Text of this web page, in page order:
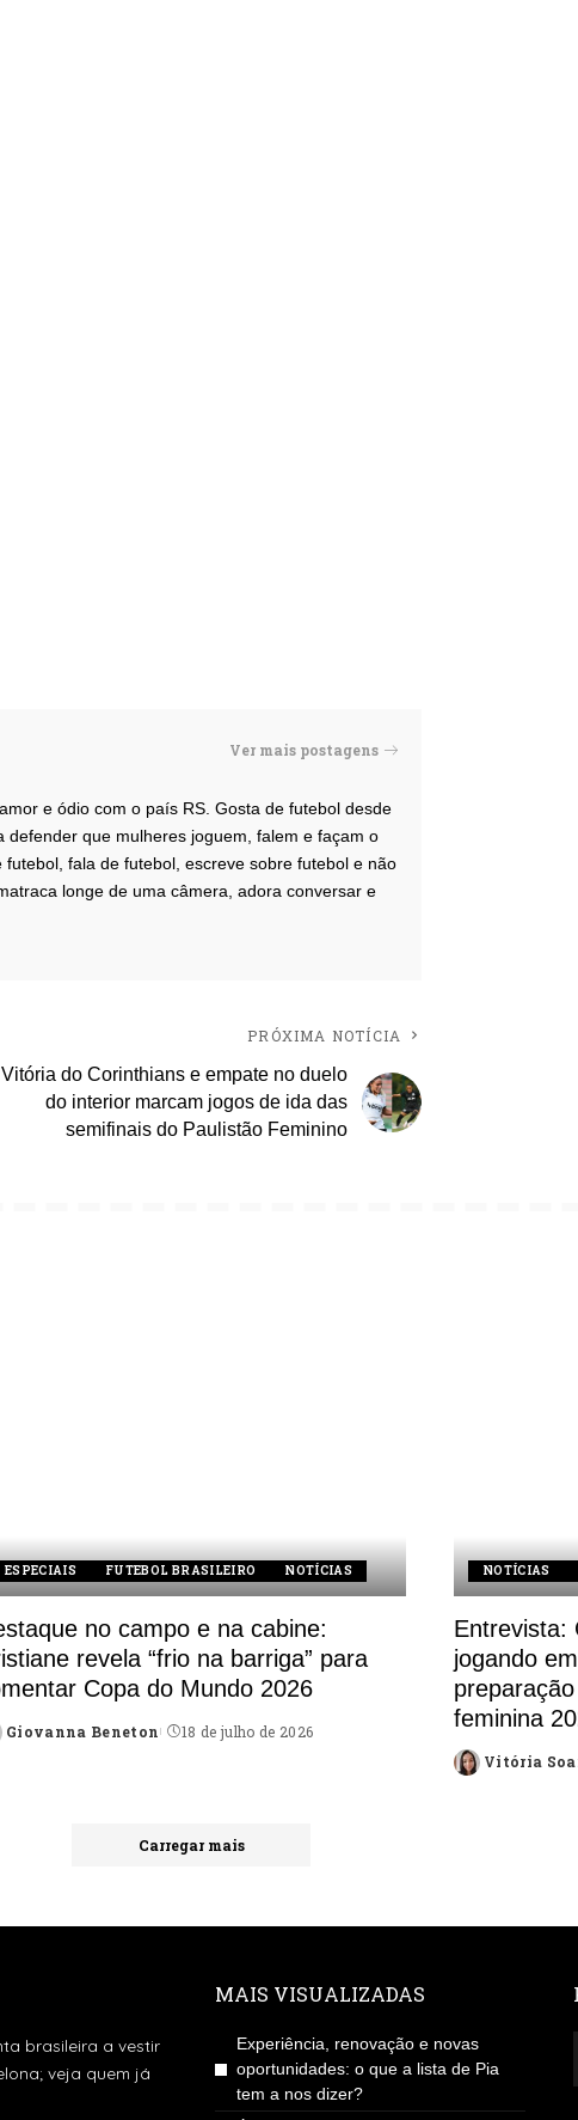
Ver mais postagens
e ódio com o país RS. Gosta de futebol desde
que mulheres joguem, falem e façam o
fala de futebol, escreve sobre futebol e não
longe de uma câmera, adora conversar e
PRÓXIMA NOTÍCIA
Vitória do Corinthians e empate no duelo
do interior marcam jogos de ida das
semifinais do Paulistão Feminino
ESPECIAIS FUTEBOL BRASILEIRO NOTÍCIAS
no campo e na cabine:
revela “frio na barriga” para
Copa do Mundo 2026
Giovanna Beneton 18 de julho de 2026
NOTÍCIAS
Entrevista:
jogando
feminina
Posted
Vitória
Carregar mais
brasileira a vestir
veja quem já
MAIS VISUALIZADAS
Experiência, renovação e novas
oportunidades: o que a lista de Pia
tem a nos dizer?